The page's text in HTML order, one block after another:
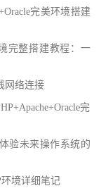
完美环境搭建
境完整搭建教程：一
网络连接
完
验未来操作系统的
境详细笔记